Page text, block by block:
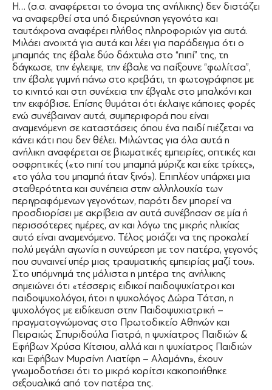
Η… (σ.σ. αναφέρεται το όνομα της ανήλικης) δεν διστάζει
να αναφερθεί στα υπό διερεύνηση γεγονότα και
ταυτόχρονα αναφέρει πλήθος πληροφοριών για αυτά.
Μιλάει ανοιχτά για αυτά και λέει για παράδειγμα ότι ο
μπαμπάς της έβαλε δύο δάχτυλα στο “πιπί” της, τη
δάγκωσε, την έγλειψε, την έβαλε να παίξουνε “φωλίτσα”,
την έβαλε γυμνή πάνω στο κρεβάτι, τη φωτογράφησε με
το κινητό και στη συνέχεια την έβγαλε στο μπαλκόνι και
την εκφόβισε. Επίσης θυμάται ότι έκλαιγε κάποιες φορές
ενώ συνέβαιναν αυτά, συμπεριφορά που είναι
αναμενόμενη σε καταστάσεις όπου ένα παιδί πιέζεται να
κάνει κάτι που δεν θέλει. Μιλώντας για όλα αυτά η
ανήλικη αναφέρεται σε βιωματικές εμπειρίες, οπτικές και
οσφρητικές («το πιπί του μπαμπά μύριζε και είχε τρίχες»,
«το γάλα του μπαμπά ήταν ξινό»). Επιπλέον υπάρχει μια
σταθερότητα και συνέπεια στην αλληλουχία των
περιγραφόμενων γεγονότων, παρότι δεν μπορεί να
προσδιορίσει με ακρίβεια αν αυτά συνέβησαν σε μία ή
περισσότερες ημέρες, αν και λόγω της μικρής ηλικίας
αυτό είναι αναμενόμενο. Τέλος μοιάζει να της προκαλεί
πολύ μεγάλη αγωνία η συνεύρεση με τον πατέρα, γεγονός
που συναινεί υπέρ μιας τραυματικής εμπειρίας μαζί του».
Στο υπόμνημά της μάλιστα η μητέρα της ανήλικης
σημειώνει ότι «τέσσερις ειδικοί παιδοψυχίατροι και
παιδοψυχολόγοι, ήτοι η ψυχολόγος Δώρα Τάτση, η
ψυχολόγος με ειδίκευση στην Παιδοψυχιατρική –
πραγματογνώμονας στο Πρωτοδικείο Αθηνών και
Πειραιώς Σπυριδούλα Γιατρά, η ψυχίατρος Παιδιών &
Εφήβων Χρύσα Κίτσιου, αλλά και η ψυχίατρος Παιδιών
και Εφήβων Μυρσίνη Λιατίφη – Αλαμάνη», έχουν
γνωμοδοτήσει ότι το μικρό κορίτσι κακοποιήθηκε
σεξουαλικά από τον πατέρα της.